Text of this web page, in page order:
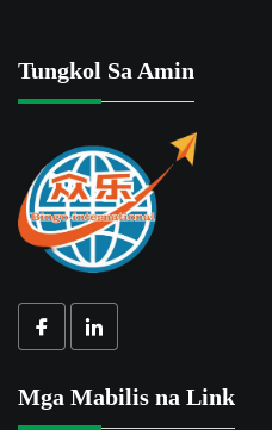
Tungkol Sa Amin
Mga Mabilis na Link